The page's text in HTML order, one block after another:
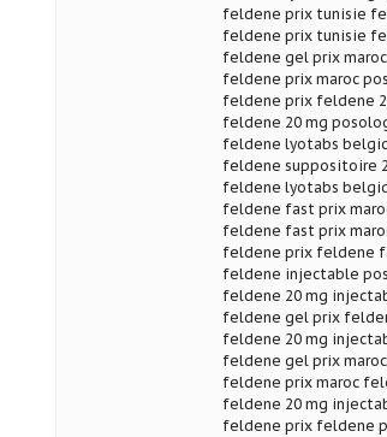
feldene prix tunisie
feldene prix tunisie
feldene gel prix
feldene prix maroc
feldene prix feldene
feldene 20 mg
feldene lyotabs
feldene suppositoire
feldene lyotabs
feldene fast prix
feldene fast prix
feldene prix feldene
feldene injectable
feldene 20 mg
feldene gel prix
feldene 20 mg
feldene gel prix
feldene prix maroc
feldene 20 mg
feldene prix feldene